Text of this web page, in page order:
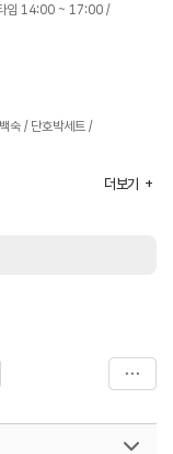
임 14:00 ~ 17:00 /
숙 / 단호박세트 /
더보기